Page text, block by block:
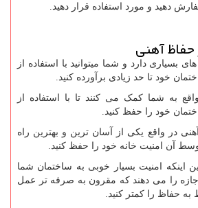
دهید و مورد استفاده قرار دهید.
آهنی
بسیاری دارد و شما میتوانید با استفاده از
خود تا حد زیادی برآورده کنید.
به شما کمک می کنند تا با استفاده از
خود را حفظ کنید.
در واقع یکی از آسان ترین و بهترین راه
آن امنیت خانه خود را حفظ کنید.
اینکه امنیت بسیار خوبی به ساختمان شما
را می دهند که مقرون به صرفه تر عمل
به حفاظ را کمتر کنید.